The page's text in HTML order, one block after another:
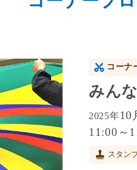
コーナ
みん
2025年10
11:00～
スタン